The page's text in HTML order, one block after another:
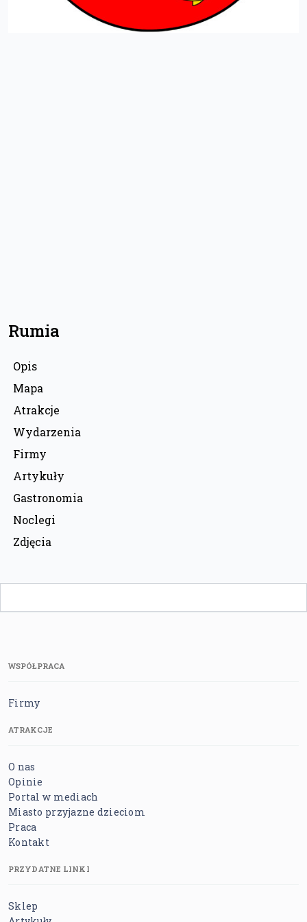
Rumia
Opis
Mapa
Atrakcje
Wydarzenia
Firmy
Artykuły
Gastronomia
Noclegi
Zdjęcia
WSPÓŁPRACA
Firmy
ATRAKCJE
O nas
Opinie
Portal w mediach
Miasto przyjazne dzieciom
Praca
Kontakt
PRZYDATNE LINKI
Sklep